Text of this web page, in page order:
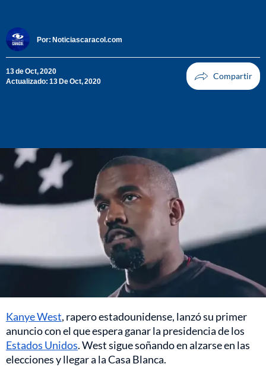
Por: Noticiascaracol.com
13 de Oct, 2020
Actualizado: 13 De Oct, 2020
Kanye West, rapero estadounidense, lanzó su primer
anuncio con el que espera ganar la presidencia de los
Estados Unidos. West sigue soñando en alzarse en las
elecciones y llegar a la Casa Blanca.